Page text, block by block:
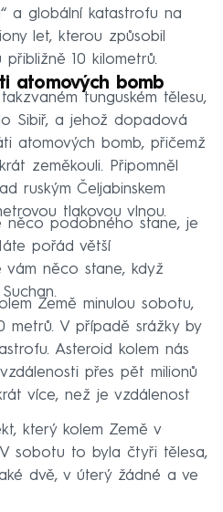
a globální katastrofu na
let, kterou způsobil
10 kilometrů.
atomových bomb
tunguském tělesu,
Sibiř, a jehož dopadová
atomových bomb, přičemž
zeměkouli. Připomněl
ruským Čeljabinskem
tlakovou vlnou.
něco podobného stane, je
pořád větší
něco stane, když
Země minulou sobotu,
metrů. V případě srážky by
Asteroid kolem nás
přes pět milionů
více, než je vzdálenost
který kolem Země v
sobotu to byla čtyři tělesa,
dvě, v úterý žádné a ve